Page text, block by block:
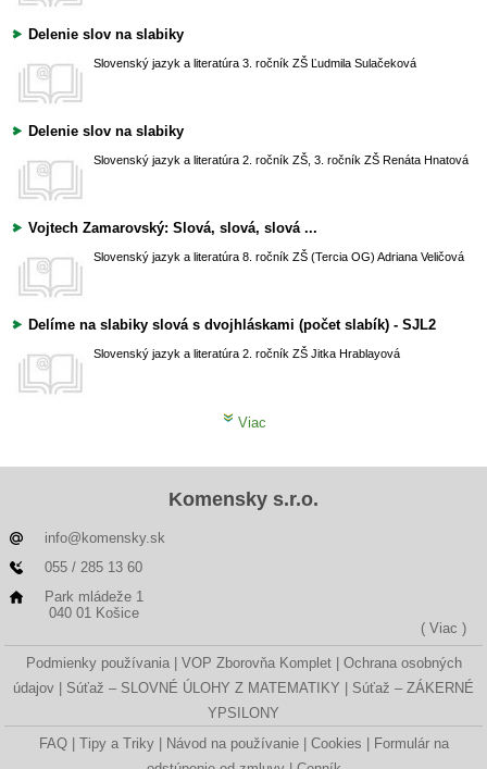
Delenie slov na slabiky
Slovenský jazyk a literatúra 3. ročník ZŠ Ľudmila Sulačeková
Delenie slov na slabiky
Slovenský jazyk a literatúra 2. ročník ZŠ, 3. ročník ZŠ Renáta Hnatová
Vojtech Zamarovský: Slová, slová, slová ...
Slovenský jazyk a literatúra 8. ročník ZŠ (Tercia OG) Adriana Veličová
Delíme na slabiky slová s dvojhláskami (počet slabík) - SJL2
Slovenský jazyk a literatúra 2. ročník ZŠ Jitka Hrablayová
Viac
Komensky s.r.o.
info@komensky.sk
055 / 285 13 60
Park mládeže 1
040 01 Košice
( Viac )
Podmienky používania VOP Zborovňa Komplet
Ochrana osobných
údajov
Súťaž – SLOVNÉ ÚLOHY Z MATEMATIKY
Súťaž – ZÁKERNÉ
YPSILONY
FAQ
Tipy a Triky Návod na používanie Cookies
Formulár na